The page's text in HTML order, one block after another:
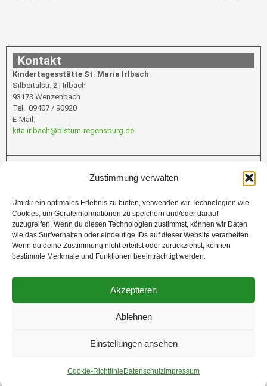
Zustimmung verwalten
Um dir ein optimales Erlebnis zu bieten, verwenden wir Technologien wie
Cookies, um Geräteinformationen zu speichern und/oder darauf
zuzugreifen. Wenn du diesen Technologien zustimmst, können wir Daten
wie das Surfverhalten oder eindeutige IDs auf dieser Website verarbeiten.
Wenn du deine Zustimmung nicht erteilst oder zurückziehst, können
bestimmte Merkmale und Funktionen beeinträchtigt werden.
Akzeptieren
Ablehnen
Einstellungen ansehen
Cookie-Richtlinie Datenschutz Impressum
Kontakt
Kindertagesstätte St. Maria Irlbach
Silbertalstr. 2 | Irlbach
93173 Wenzenbach
Tel. 09407 / 90920
E-Mail:
kita.irlbach@bistum-regensburg.de
Förderung